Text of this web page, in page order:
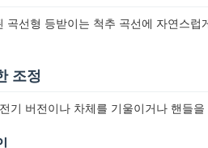
곡선형 등받이는 척추 곡선에 자연스
조정
기 버전이나 차체를 기울이거나 핸들